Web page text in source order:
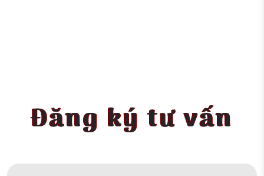
Đăng ký tư vấn